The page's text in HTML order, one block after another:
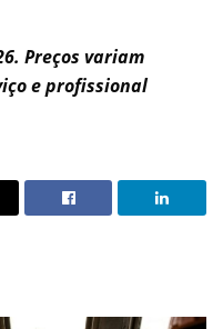
Preços variam
e profissional